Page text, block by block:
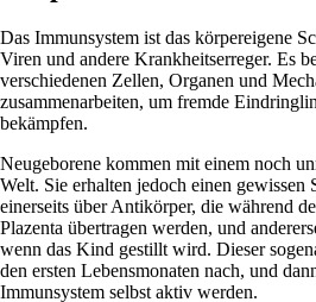
Das Immunsystem ist das körpereigene
Viren und andere Krankheitserreger. Es
verschiedenen Zellen, Organen und
zusammenarbeiten, um fremde
bekämpfen.
Neugeborene kommen mit einem noch
Welt. Sie erhalten jedoch einen gewissen
einerseits über Antikörper, die während
Plazenta übertragen werden, und
wenn das Kind gestillt wird. Dieser
den ersten Lebensmonaten nach, und
Immunsystem selbst aktiv werden.